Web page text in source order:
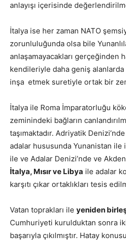
anlayışı içerisinde
İtalya ise her zaman NATO
zorunluluğunda olsa bile
anlaşamayacakları gerçeğinden
kendileriyle daha geniş
inşa etmek suretiyle ortak bir
İtalya ile Roma İmparatorluğu
zeminindeki bağların
taşımaktadır. Adriyatik
adalar hususunda Yunanistan ile
ile ve Adalar Denizi’nde ve
İtalya, Mısır ve Libya ile adalar
karşıtı çıkar ortaklıkları tesis
Vatan toprakları ile yeniden
Cumhuriyeti kurulduktan sonra
başarıyla çıkılmıştır. Hatay